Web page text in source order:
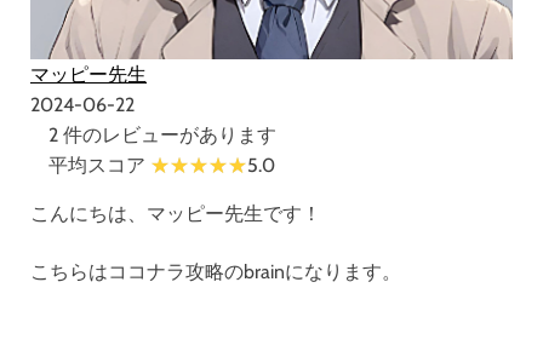
マッピー先生
2024-06-22
2 件のレビューがあります
平均スコア
5.0
こんにちは、マッピー先生です！
こちらはココナラ攻略のbrainになります。